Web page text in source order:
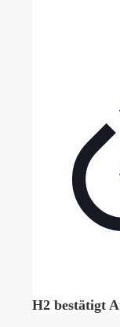
H2 bestätigt